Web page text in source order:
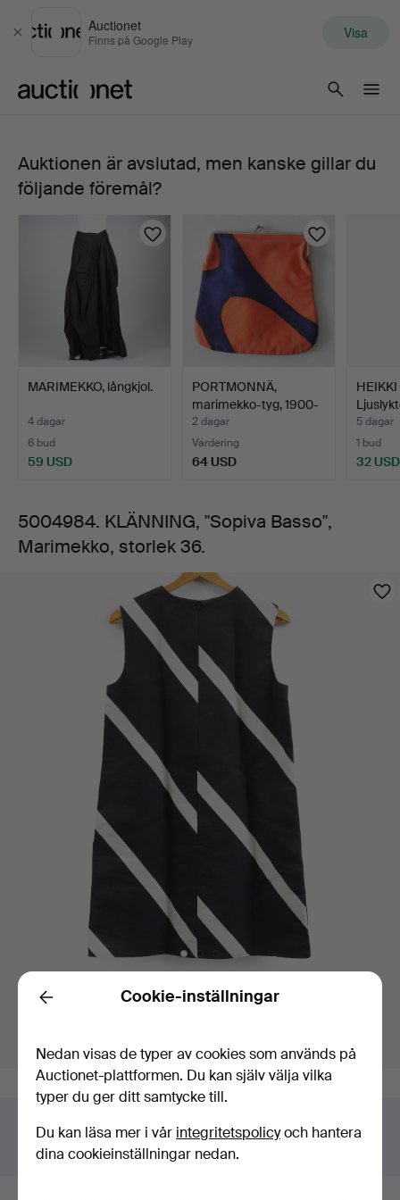
Stäng
Auctionet
Finns på Google Play Visa
KLÄNNING,
"Sopiva
Basso",
Marimekko,
storlek
36.
Auktionen är avslutad, men kanske gillar du
följande föremål?
MARIMEKKO, långkjol.
4 dagar
6 bud
59 USD
PORTMONNÄ,
marimekko-tyg, 1900-
tal.
2 dagar
Värdering
64 USD
"K…
5 dagar
1 bud
32 USD
5004984. KLÄNNING, "Sopiva Basso",
Marimekko, storlek 36.
Budgivning
Högsta bud: Slutar om:
Har du något liknande att sälja?
Gör en kostnadsfri värdering!
Back Cookie-inställningar
Nedan visas de typer av cookies som används på
Auctionet-plattformen. Du kan själv välja vilka
typer du ger ditt samtycke till.
Du kan läsa mer i vår integritetspolicyoch hantera
dina cookieinställningar nedan.